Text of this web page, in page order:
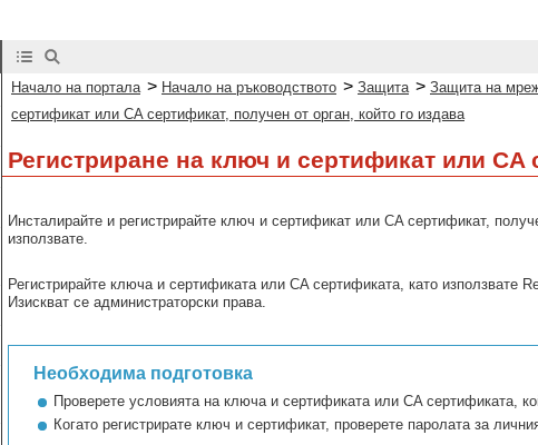
Начало на портала > Начало на ръководството > Защита > Защита на
сертификат или CA сертификат, получен от орган, който го издава
Регистриране на ключ и сертификат или CA
Инсталирайте и регистрирайте ключ и сертификат или CA сертификат,
използвате.
Регистрирайте ключа и сертификата или CA сертификата, като използвате
Изискват се администраторски права.
Необходима подготовка
Проверете условията на ключа и сертификата или CA сертификата,
Когато регистрирате ключ и сертификат, проверете паролата за